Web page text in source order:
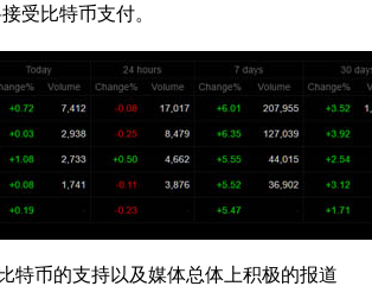
受比特币支付。
币的支持以及媒体总体上积极的报道